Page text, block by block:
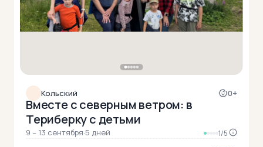
Кольский 0+
Вместе с северным ветром: в
Териберку с детьми
9 – 13 сентября·5 дней 1/5